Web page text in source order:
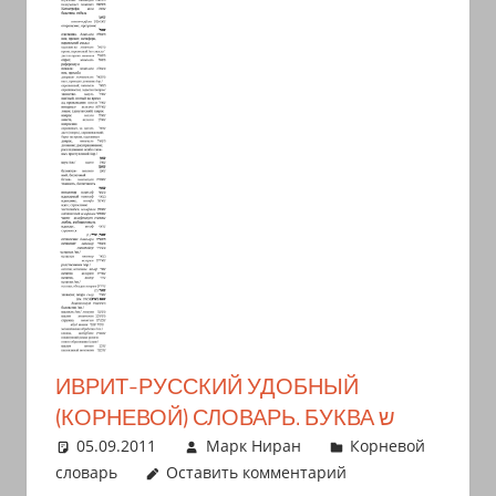
иврите
арамейском.
Поговорки
пословицы
транскрипцией
арабском,
иврите
Кулинарные
рецепты
новости
ИВРИТ-РУССКИЙ УДОБНЫЙ
(КОРНЕВОЙ) СЛОВАРЬ. БУКВА ש
05.09.2011 Марк Ниран
Корневой
словарь
Оставить комментарий